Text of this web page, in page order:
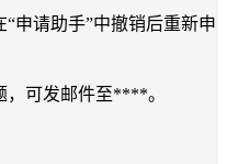
“申请助手”中撤销后重新申
，可发邮件至****。